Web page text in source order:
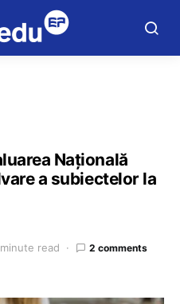
Națională
a subiectelor la
read 2 comments